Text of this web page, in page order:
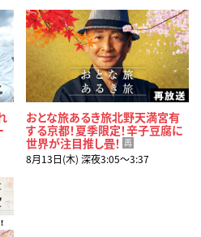
おとな旅あるき旅北野天満宮有
する京都！夏季限定！辛子豆腐に
世界が注目推し畳！ 再
8月13日(木) 深夜3:05〜3:37